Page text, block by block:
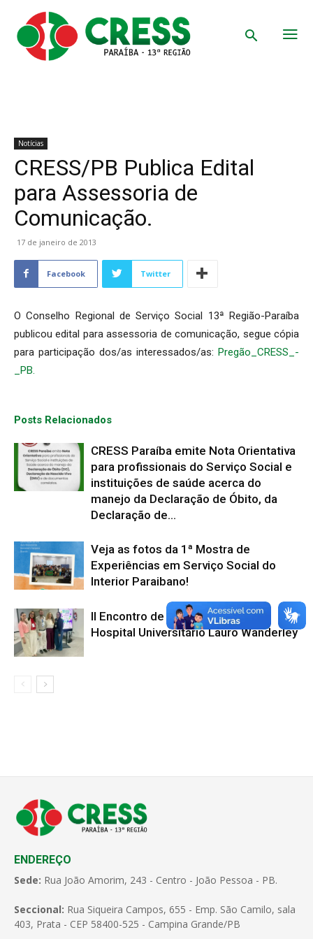
Notícias
CRESS/PB Publica Edital
para Assessoria de
Comunicação.
17 de janeiro de 2013
Facebook Twitter
O Conselho Regional de Serviço Social 13ª Região-Paraíba
publicou edital para assessoria de comunicação, segue cópia
para participação dos/as interessados/as: Pregão_CRESS_-
_PB.
Posts Relacionados
CRESS Paraíba emite Nota Orientativa
para profissionais do Serviço Social e
instituições de saúde acerca do
manejo da Declaração de Óbito, da
Declaração de...
Veja as fotos da 1ª Mostra de
Experiências em Serviço Social do
Interior Paraibano!
II Encontro de Serviço Social do
Hospital Universitário Lauro Wanderley
ENDEREÇO
Sede: Rua João Amorim, 243 - Centro - João Pessoa - PB.
Seccional: Rua Siqueira Campos, 655 - Emp. São Camilo, sala
403, Prata - CEP 58400-525 - Campina Grande/PB